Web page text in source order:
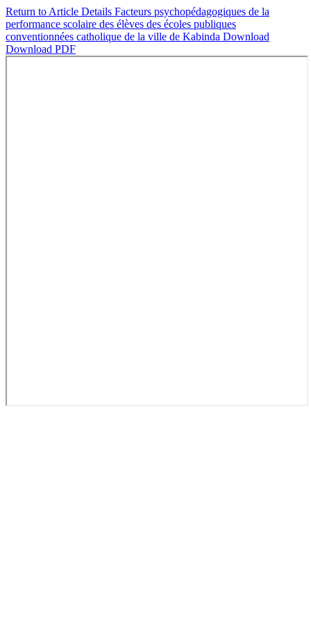
Return to Article Details Facteurs psychopédagogiques de la
performance scolaire des élèves des écoles publiques
conventionnées catholique de la ville de Kabinda Download
Download PDF